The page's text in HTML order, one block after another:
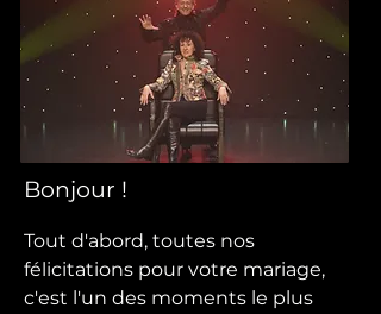
Bonjour !
Tout d'abord, toutes nos
félicitations pour votre mariage,
c'est l'un des moments le plus